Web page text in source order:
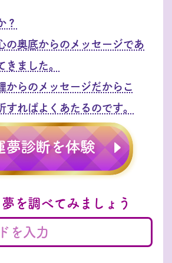
？
の奥底からのメッセージであ
きました。
からのメッセージだからこ
すればよくあたるのです。
を調べてみましょう